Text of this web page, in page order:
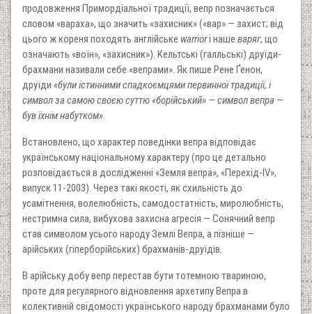
продовження Примордіальної традиції, вепр позначається
словом «вараха», що значить «захисник» («вар» — захист; від
цього ж кореня походять англійське warriorі наше варяг, що
означають «воїн», «захисник»). Кельтські (галльські) друїди-
брахмани називали себе «вепрами». Як пише Рене Ґенон,
друїди «були істинними спадкоємцями первинної традиції, і
символ за самою своєю суттю «борійський» — символ вепра —
був їхнім набутком».
Встановлено, що характер поведінки вепра відповідає
українському національному характеру (про це детально
розповідається в дослідженні «Земля вепра», «Перехід-IV»,
випуск 11-2003). Через такі якості, як схильність до
усамітнення, волелюбність, самодостатність, миролюбність,
нестримна сила, вибухова захисна агресія — Сонячний вепр
став символом усього народу Землі Вепра, а пізніше —
арійських (гіперборійських) брахманів-друїдів.
В арійську добу вепр перестав бути тотемною твариною,
проте для регулярного відновлення архетипу Вепра в
колективній свідомості українського народу брахманами було